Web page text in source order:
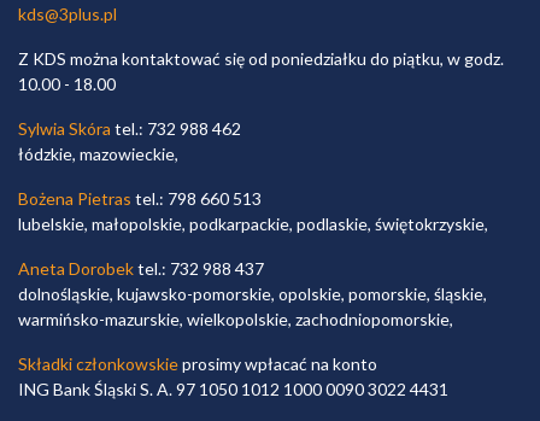
kds@3plus.pl
Z KDS można kontaktować się od poniedziałku do piątku, w godz.
10.00 - 18.00
Sylwia Skóra tel.: 732 988 462
łódzkie, mazowieckie,
Bożena Pietras tel.: 798 660 513
lubelskie, małopolskie, podkarpackie, podlaskie, świętokrzyskie,
Aneta Dorobektel.: 732 988 437
dolnośląskie, kujawsko-pomorskie, opolskie, pomorskie, śląskie,
warmińsko-mazurskie, wielkopolskie, zachodniopomorskie,
Składki członkowskieprosimy wpłacać na konto
ING Bank Śląski S. A. 97 1050 1012 1000 0090 3022 4431